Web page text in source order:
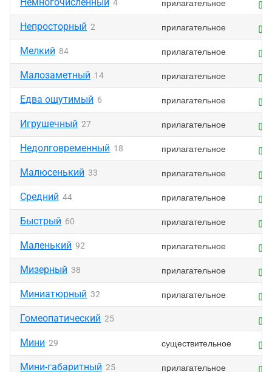
4 прилагательное
Непросторный 2 прилагательное
Мелкий 84 прилагательное
Малозаметный 14 прилагательное
Едва ощутимый 6 прилагательное
Игрушечный 27 прилагательное
Недолговременный 18 прилагательное
Малюсенький 33 прилагательное
Средний 44 прилагательное
Быстрый 60 прилагательное
Маленький 92 прилагательное
Мизерный 38 прилагательное
Миниатюрный 32 прилагательное
Гомеопатический 25
Мини 29 существительное
Мини-габаритный 25 прилагательное